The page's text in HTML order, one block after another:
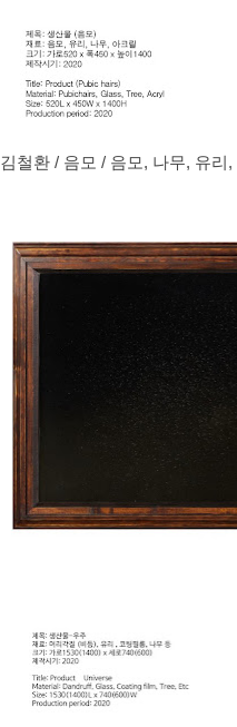
김철환 / 음모 / 음모, 나무, 유리